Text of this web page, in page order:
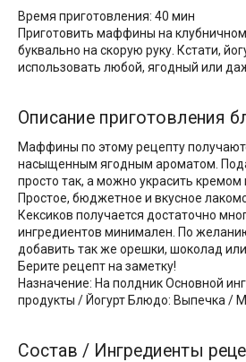
Время приготовления: 40 мин
Приготовить маффины на
буквально на скорую руку. Кстати,
использовать любой, ягодный или
Описание приготовления
Маффины по этому рецепту
насыщенным ягодным ароматом.
просто так, а можно украсить кремом
Простое, бюджетное и вкусное
Кексиков получается достаточно
ингредиентов минимален. По
добавить так же орешки, шоколад
Берите рецепт на заметку!
Назначение: На полдник Основной
продукты / Йогурт Блюдо: Выпечка /
Состав / Ингредиенты